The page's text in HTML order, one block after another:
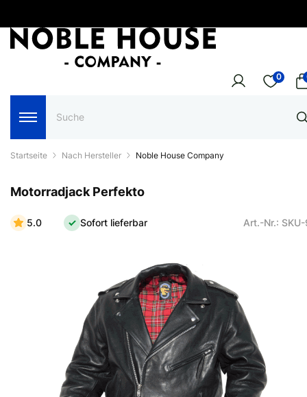
0
Startseite Nach Hersteller Noble House Company
Motorradjack Perfekto
5.0 Sofort lieferbar Art.-Nr.: